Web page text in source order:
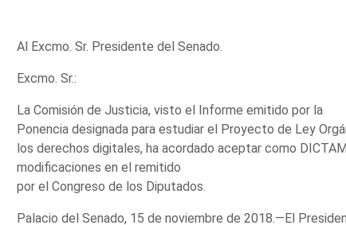
Al Excmo. Sr. Presidente del Senado.
Excmo. Sr.:
La Comisión de Justicia, visto el Informe emitido por la
Ponencia designada para estudiar el Proyecto de Ley
los derechos digitales, ha acordado aceptar como
modificaciones en el remitido
por el Congreso de los Diputados.
Palacio del Senado, 15 de noviembre de 2018.—El